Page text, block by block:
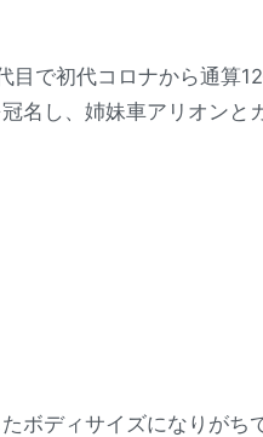
目で初代コロナから通算
名し、姉妹車アリオンと
ボディサイズになりがち